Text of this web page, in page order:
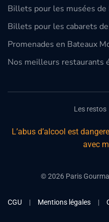
Billets pour les musées de
Billets pour les cabarets
Promenades en Bateaux
Nos meilleurs restaurants
Les restos
L’abus d’alcool est
avec
©2026Paris
CGU | Mentions légales |